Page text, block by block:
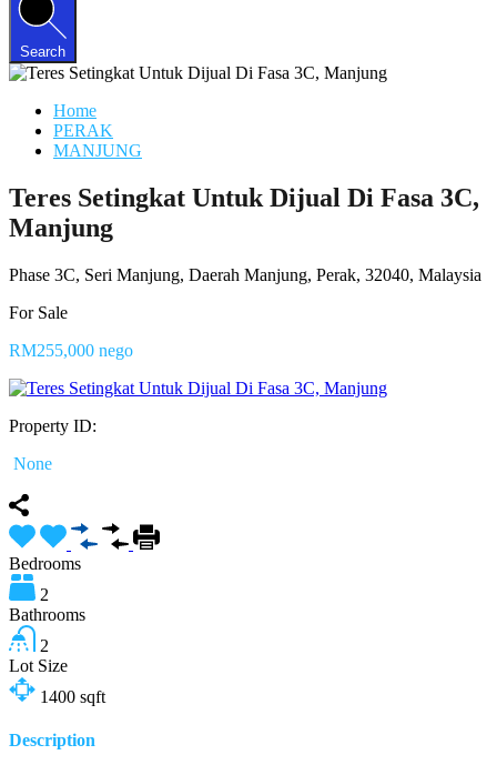
Search
Home
PERAK
MANJUNG
Teres Setingkat Untuk Dijual Di Fasa 3C,
Manjung
Phase 3C, Seri Manjung, Daerah Manjung, Perak, 32040, Malaysia
For Sale
RM255,000 nego
Property ID:
None
Bedrooms
2
Bathrooms
2
Lot Size
1400 sqft
Description